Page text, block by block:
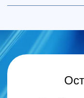
видеороликов о
https://